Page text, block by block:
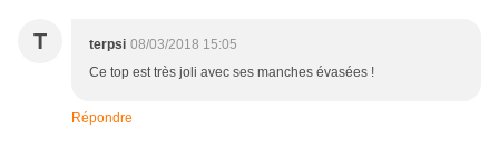
T terpsi 08/03/2018 15:05
Ce top est très joli avec ses manches évasées !
Répondre